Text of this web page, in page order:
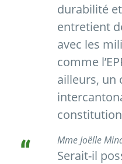
durabilité
entretient
avec les
comme
ailleurs, un
Mme Joëlle
Serait-il